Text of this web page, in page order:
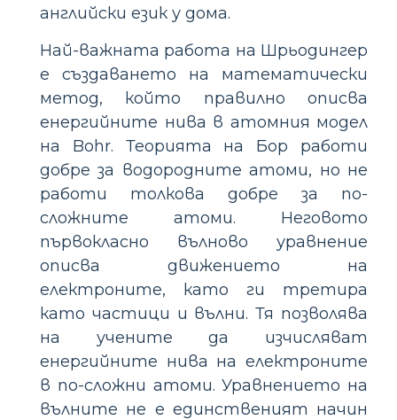
английски език у дома.
Най-важната работа на Шрьодингер
е създаването на математически
метод, който правилно описва
енергийните нива в атомния модел
на Bohr. Теорията на Бор работи
добре за водородните атоми, но не
работи толкова добре за по-
сложните атоми. Неговото
първокласно вълново уравнение
описва движението на
електроните, като ги третира
като частици и вълни. Тя позволява
на учените да изчисляват
енергийните нива на електроните
в по-сложни атоми. Уравнението на
вълните не е единственият начин